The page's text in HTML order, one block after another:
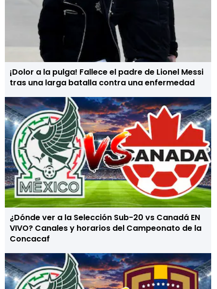
¡Dolor a la pulga! Fallece el padre de Lionel Messi
tras una larga batalla contra una enfermedad
¿Dónde ver a la Selección Sub-20 vs Canadá EN
VIVO? Canales y horarios del Campeonato de la
Concacaf